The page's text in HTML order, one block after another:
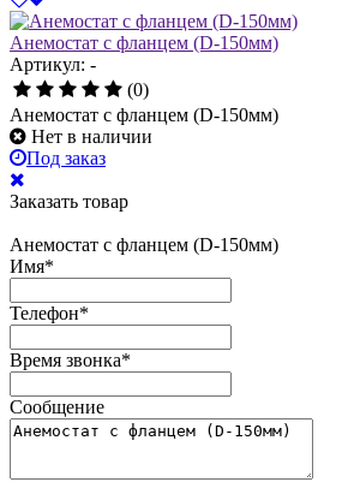
Анемостат с фланцем (D-150мм)
Артикул: -
(0)
Анемостат с фланцем (D-150мм)
Нет в наличии
Под заказ
Заказать товар
Анемостат с фланцем (D-150мм)
Имя*
Телефон*
Время звонка*
Сообщение